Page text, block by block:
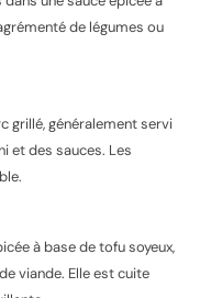
de légumes ou
grillé, généralement servi
et des sauces. Les
à base de tofu soyeux,
viande. Elle est cuite